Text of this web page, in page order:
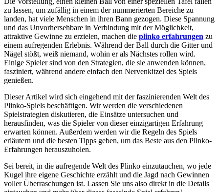
zu lassen, um zufällig in einem der nummerierten Bereiche zu
landen, hat viele Menschen in ihren Bann gezogen. Diese Spannung
und das Unvorhersehbare in Verbindung mit der Möglichkeit,
attraktive Gewinne zu erzielen, machen die plinko erfahrungen zu
einem aufregenden Erlebnis. Während der Ball durch die Gitter und
Nägel stößt, weiß niemand, wohin er als Nächstes rollen wird.
Einige Spieler sind von den Strategien, die sie anwenden können,
fasziniert, während andere einfach den Nervenkitzel des Spiels
genießen.
Dieser Artikel wird sich eingehend mit der faszinierenden Welt des
Plinko-Spiels beschäftigen. Wir werden die verschiedenen
Spielstrategien diskutieren, die Einsätze untersuchen und
herausfinden, was die Spieler von dieser einzigartigen Erfahrung
erwarten können. Außerdem werden wir die Regeln des Spiels
erläutern und die besten Tipps geben, um das Beste aus den Plinko-
Erfahrungen herauszuholen.
Sei bereit, in die aufregende Welt des Plinko einzutauchen, wo jede
Kugel ihre eigene Geschichte erzählt und die Jagd nach Gewinnen
voller Überraschungen ist. Lassen Sie uns also direkt in die Details